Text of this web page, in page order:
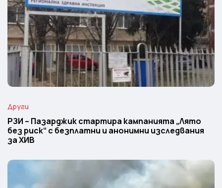
Други
РЗИ – Пазарджик стартира кампанията „Лято
без риск“ с безплатни и анонимни изследвания
за ХИВ